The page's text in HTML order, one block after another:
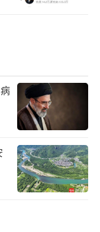
说明产品质量
是毛梗，其填
或者是其他产
如果有粉尘溢
较差。
，鼻子深吸，如